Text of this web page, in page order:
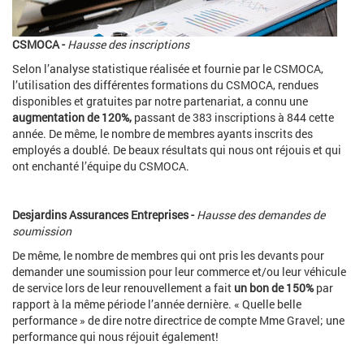
CSMOCA -Hausse des inscriptions
Selon l’analyse statistique réalisée et fournie par le CSMOCA,
l’utilisation des différentes formations du CSMOCA, rendues
disponibles et gratuites par notre partenariat, a connu une
augmentation de 120%, passant de 383 inscriptions à 844 cette
année. De même, le nombre de membres ayants inscrits des
employés a doublé. De beaux résultats qui nous ont réjouis et qui
ont enchanté l’équipe du CSMOCA.
Desjardins Assurances Entreprises -Hausse des demandes de
soumission
De même, le nombre de membres qui ont pris les devants pour
demander une soumission pour leur commerce et/ou leur véhicule
de service lors de leur renouvellement a fait un bon de 150%par
rapport à la même période l’année dernière. « Quelle belle
performance » de dire notre directrice de compte Mme Gravel; une
performance qui nous réjouit également!